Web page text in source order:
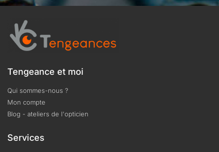
Tengeance et moi
Qui sommes-nous ?
Mon compte
Blog - ateliers de l'opticien
Services